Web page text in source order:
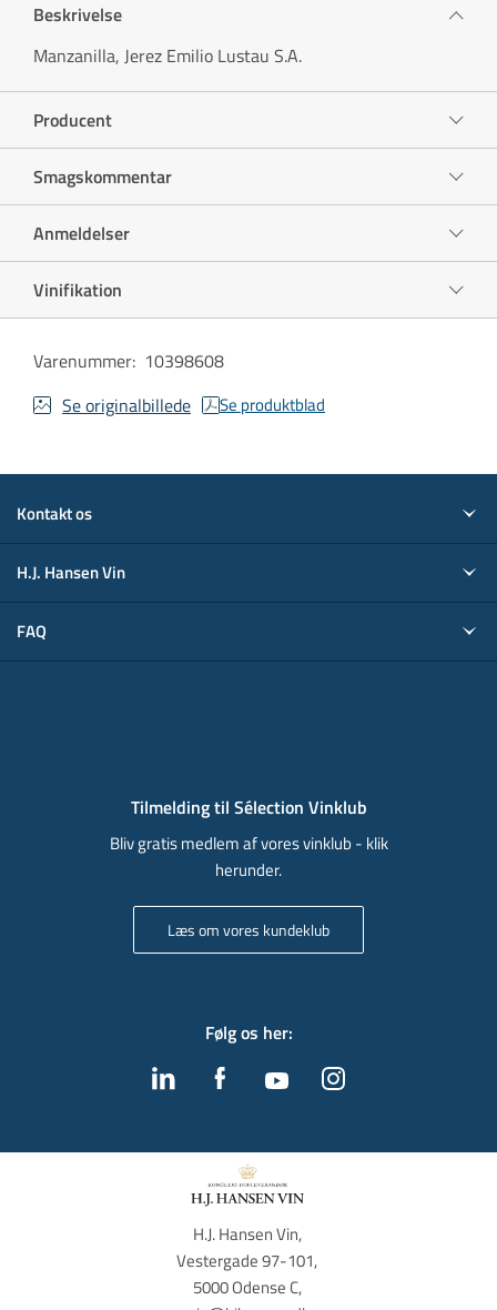
Beskrivelse
Manzanilla, Jerez Emilio Lustau S.A.
Producent
Smagskommentar
Anmeldelser
Vinifikation
Varenummer: 10398608
Se originalbillede
Se produktblad
Kontakt os
H.J. Hansen Vin
FAQ
Tilmelding til Sélection Vinklub
Bliv gratis medlem af vores vinklub - klik
herunder.
Læs om vores kundeklub
Følg os her:
H.J. Hansen Vin,
Vestergade 97-101,
5000 Odense C,